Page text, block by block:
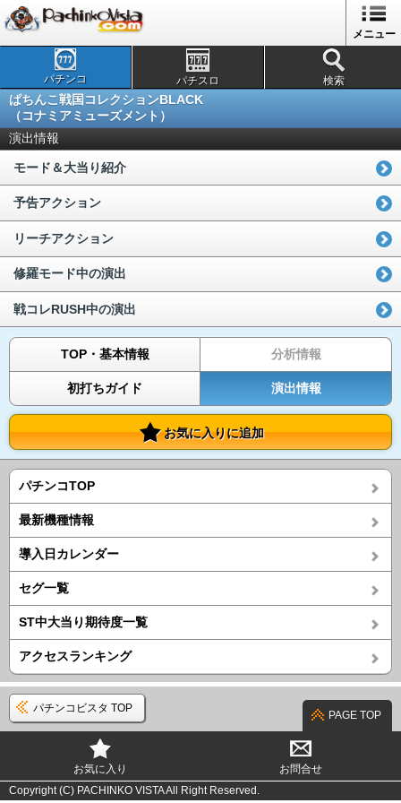
メニュー
パチンコ パチスロ 検索
ぱちんこ戦国コレクションBLACK
（コナミアミューズメント）
演出情報
モード＆大当り紹介
予告アクション
リーチアクション
修羅モード中の演出
戦コレRUSH中の演出
TOP・基本情報 分析情報
初打ちガイド 演出情報
お気に入りに追加
パチンコTOP
最新機種情報
導入日カレンダー
セグ一覧
ST中大当り期待度一覧
アクセスランキング
パチンコビスタ TOP
PAGE TOP
お気に入り
お問合せ
Copyright (C) PACHINKO VISTA All Right Reserved.